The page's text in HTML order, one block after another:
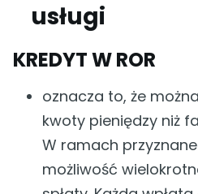
usługi
KREDYT W ROR
oznacza to, że
kwoty pieniędzy niż
W ramach
możliwość